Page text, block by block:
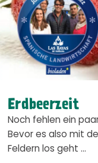
Erdbeerzeit
Noch fehlen ein
Bevor es also mit
Feldern los geht …